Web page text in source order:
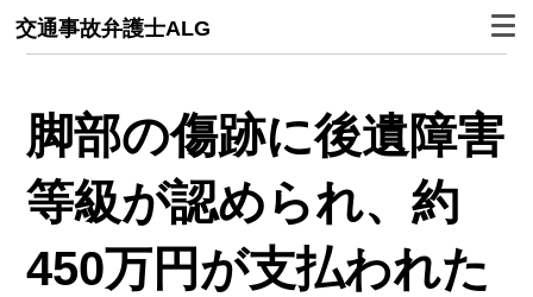
交通事故弁護士ALG
脚部の傷跡に後遺障害
等級が認められ、約
450万円が支払われた